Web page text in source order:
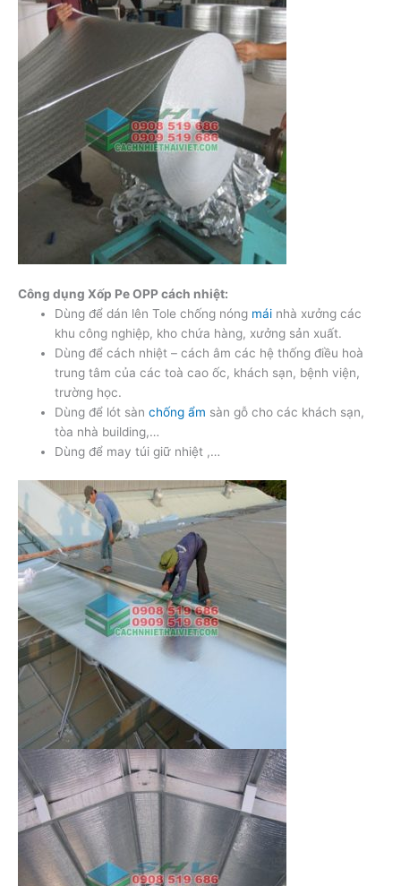
Công dụng Xốp Pe OPP cách nhiệt:
Dùng để dán lên Tole chống nóng mái nhà xưởng các
khu công nghiệp, kho chứa hàng, xưởng sản xuất.
Dùng để cách nhiệt – cách âm các hệ thống điều hoà
trung tâm của các toà cao ốc, khách sạn, bệnh viện,
trường học.
Dùng để lót sànchống ẩm sàn gỗ cho các khách sạn,
tòa nhà building,…
Dùng để may túi giữ nhiệt ,…